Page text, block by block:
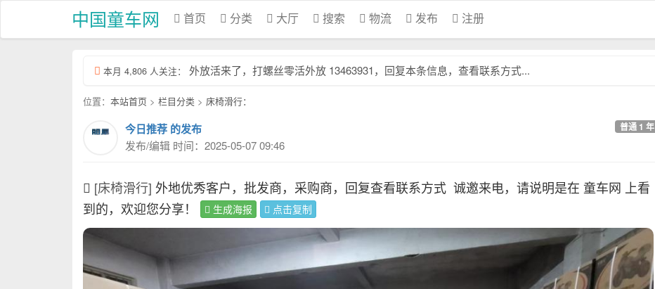
中国童车网 首页 分类 大厅 搜索 物流 发布 注册
本月 4,806 人关注： 外放活来了，打螺丝零活外放 13463931，回复本条信息，查看联系方式...
位置： 本站首页 > 栏目分类 > 床椅滑行：
今日推荐 的发布 普通 1 年
发布/编辑 时间：2025-05-07 09:46
[床椅滑行] 外地优秀客户，批发商，采购商，回复查看联系方式 诚邀来电，请说明是在 童车网 上看
到的，欢迎您分享！
生成海报 点击复制